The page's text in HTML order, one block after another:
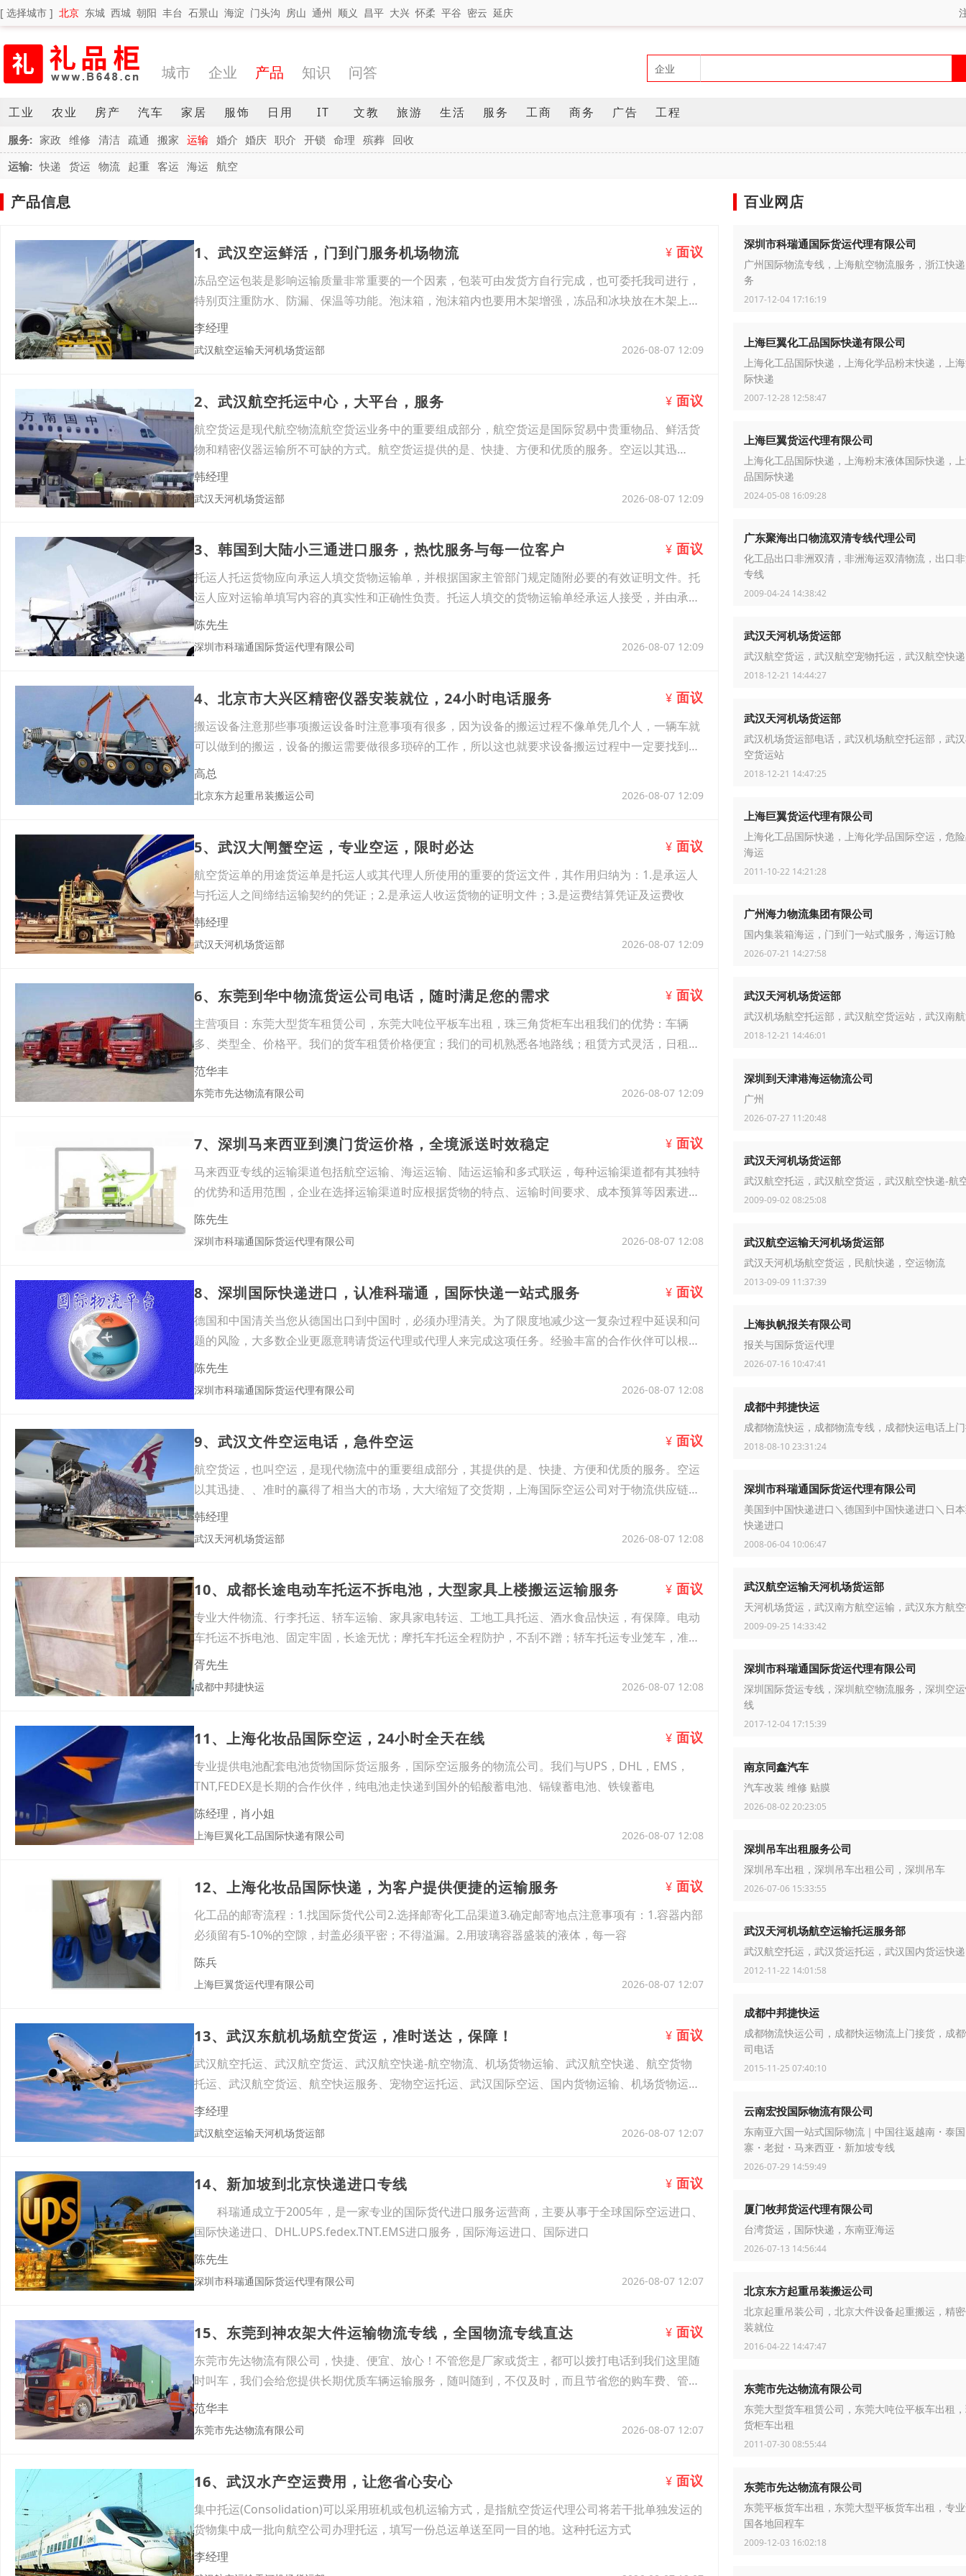
[ 选择城市 ] 北京 东城 西城 朝阳 丰台 石景山 海淀 门头沟 房山 通州 顺义 昌平 大兴 怀柔 平谷 密云 延庆
城市 企业 产品 知识 问答
工业 农业 房产 汽车 家居 服饰 日用 IT 文教 旅游 生活 服务 工商 商务 广告 工程
服务: 家政 维修 清洁 疏通 搬家 运输 婚介 婚庆 职介 开锁 命理 殡葬
回收
运输: 快递 货运 物流 起重 客运 海运 航空
产品信息
1、武汉空运鲜活，门到门服务机场物流 ¥ 面议
冻品空运包装是影响运输质量非常重要的一个因素，包装可由发货方自行完成，也可委托我司进行，
特别页注重防水、防漏、保温等功能。泡沫箱，泡沫箱内也要用木架增强，冻品和冰块放在木架上，
融化
李经理
武汉航空运输天河机场货运部 2026-08-07 12:09
2、武汉航空托运中心，大平台，服务 ¥ 面议
航空货运是现代航空物流航空货运业务中的重要组成部分，航空货运是国际贸易中贵重物品、鲜活货
物和精密仪器运输所不可缺的方式。航空货运提供的是、快捷、方便和优质的服务。空运以其迅
捷、、准
韩经理
武汉天河机场货运部 2026-08-07 12:09
3、韩国到大陆小三通进口服务，热忱服务与每一位客户 ¥ 面议
托运人托运货物应向承运人填交货物运输单，并根据国家主管部门规定随附必要的有效证明文件。托
运人应对运输单填写内容的真实性和正确性负责。托运人填交的货物运输单经承运人接受，并由承运
人填
陈先生
深圳市科瑞通国际货运代理有限公司 2026-08-07 12:09
4、北京市大兴区精密仪器安装就位，24小时电话服务 ¥ 面议
搬运设备注意那些事项搬运设备时注意事项有很多，因为设备的搬运过程不像单凭几个人，一辆车就
可以做到的搬运，设备的搬运需要做很多琐碎的工作，所以这也就要求设备搬运过程中一定要找到一
家正
高总
北京东方起重吊装搬运公司 2026-08-07 12:09
5、武汉大闸蟹空运，专业空运，限时必达 ¥ 面议
航空货运单的用途货运单是托运人或其代理人所使用的重要的货运文件，其作用归纳为：1.是承运人
与托运人之间缔结运输契约的凭证；2.是承运人收运货物的证明文件；3.是运费结算凭证及运费收
韩经理
武汉天河机场货运部 2026-08-07 12:09
6、东莞到华中物流货运公司电话，随时满足您的需求 ¥ 面议
主营项目：东莞大型货车租赁公司，东莞大吨位平板车出租，珠三角货柜车出租我们的优势：车辆
多、类型全、价格平。我们的货车租赁价格便宜；我们的司机熟悉各地路线；租赁方式灵活，日租月
租均可
范华丰
东莞市先达物流有限公司 2026-08-07 12:09
7、深圳马来西亚到澳门货运价格，全境派送时效稳定 ¥ 面议
马来西亚专线的运输渠道包括航空运输、海运运输、陆运运输和多式联运，每种运输渠道都有其独特
的优势和适用范围，企业在选择运输渠道时应根据货物的特点、运输时间要求、成本预算等因素进行
综合
陈先生
深圳市科瑞通国际货运代理有限公司 2026-08-07 12:08
8、深圳国际快递进口，认准科瑞通，国际快递一站式服务 ¥ 面议
德国和中国清关当您从德国出口到中国时，必须办理清关。为了限度地减少这一复杂过程中延误和问
题的风险，大多数企业更愿意聘请货运代理或代理人来完成这项任务。经验丰富的合作伙伴可以根据
现行
陈先生
深圳市科瑞通国际货运代理有限公司 2026-08-07 12:08
9、武汉文件空运电话，急件空运 ¥ 面议
航空货运，也叫空运，是现代物流中的重要组成部分，其提供的是、快捷、方便和优质的服务。空运
以其迅捷、、准时的赢得了相当大的市场，大大缩短了交货期，上海国际空运公司对于物流供应链加
快资
韩经理
武汉天河机场货运部 2026-08-07 12:08
10、成都长途电动车托运不拆电池，大型家具上楼搬运运输服务 ¥ 面议
专业大件物流、行李托运、轿车运输、家具家电转运、工地工具托运、酒水食品快运，有保障。电动
车托运不拆电池、固定牢固，长途无忧；摩托车托运全程防护，不刮不蹭；轿车托运专业笼车，准
时，全
胥先生
成都中邦捷快运 2026-08-07 12:08
11、上海化妆品国际空运，24小时全天在线 ¥ 面议
专业提供电池配套电池货物国际货运服务，国际空运服务的物流公司。我们与UPS，DHL，EMS，
TNT,FEDEX是长期的合作伙伴，纯电池走快递到国外的铅酸蓄电池、镉镍蓄电池、铁镍蓄电
陈经理，肖小姐
上海巨翼化工品国际快递有限公司 2026-08-07 12:08
12、上海化妆品国际快递，为客户提供便捷的运输服务 ¥ 面议
化工品的邮寄流程：1.找国际货代公司2.选择邮寄化工品渠道3.确定邮寄地点注意事项有：1.容器内部
必须留有5-10%的空隙，封盖必须平密；不得溢漏。2.用玻璃容器盛装的液体，每一容
陈兵
上海巨翼货运代理有限公司 2026-08-07 12:07
13、武汉东航机场航空货运，准时送达，保障！ ¥ 面议
武汉航空托运、武汉航空货运、武汉航空快递-航空物流、机场货物运输、武汉航空快递、航空货物
托运、武汉航空货运、航空快运服务、宠物空运托运、武汉国际空运、国内货物运输、机场货物运
输、空
李经理
武汉航空运输天河机场货运部 2026-08-07 12:07
14、新加坡到北京快递进口专线 ¥ 面议
科瑞通成立于2005年，是一家专业的国际货代进口服务运营商，主要从事于全球国际空运进口、
国际快递进口、DHL.UPS.fedex.TNT.EMS进口服务，国际海运进口、国际进口
陈先生
深圳市科瑞通国际货运代理有限公司 2026-08-07 12:07
15、东莞到神农架大件运输物流专线，全国物流专线直达 ¥ 面议
东莞市先达物流有限公司，快捷、便宜、放心！不管您是厂家或货主，都可以拨打电话到我们这里随
时叫车，我们会给您提供长期优质车辆运输服务，随叫随到，不仅及时，而且节省您的购车费、管理
费。
范华丰
东莞市先达物流有限公司 2026-08-07 12:07
16、武汉水产空运费用，让您省心安心 ¥ 面议
集中托运(Consolidation)可以采用班机或包机运输方式，是指航空货运代理公司将若干批单独发运的
货物集中成一批向航空公司办理托运，填写一份总运单送至同一目的地。这种托运方式
李经理
百业网店
深圳市科瑞通国际货运代理有限公司
广州国际物流专线，上海航空物流服务，浙江快
务
2017-12-04 17:16:19
上海巨翼化工品国际快递有限公司
上海化工品国际快递，上海化学品粉末快递，上
际快递
2007-12-28 12:58:47
上海巨翼货运代理有限公司
上海化工品国际快递，上海粉末液体国际快递，
品国际快递
2024-05-08 16:09:28
广东聚海出口物流双清专线代理公司
化工品出口非洲双清，非洲海运双清物流，出口
专线
2009-04-24 14:38:42
武汉天河机场货运部
武汉航空货运，武汉航空宠物托运，武汉航空快
2018-12-21 14:44:27
武汉天河机场货运部
武汉机场货运部电话，武汉机场航空托运部，武
空货运站
2018-12-21 14:47:25
上海巨翼货运代理有限公司
上海化工品国际快递，上海化学品国际空运，危
海运
2011-10-22 14:21:28
广州海力物流集团有限公司
国内集装箱海运，门到门一站式服务，海运订舱
2026-07-21 14:27:58
武汉天河机场货运部
武汉机场航空托运部，武汉航空货运站，武汉南
2018-12-21 14:46:01
深圳到天津港海运物流公司
广州
2026-07-27 11:20:48
武汉天河机场货运部
武汉航空托运，武汉航空货运，武汉航空快递-航
2009-09-02 08:25:08
武汉航空运输天河机场货运部
武汉天河机场航空货运，民航快递，空运物流
2013-09-09 11:37:39
上海执帆报关有限公司
报关与国际货运代理
2026-07-16 10:47:41
成都中邦捷快运
成都物流快运，成都物流专线，成都快运电话上
2018-08-10 23:31:24
深圳市科瑞通国际货运代理有限公司
美国到中国快递进口＼德国到中国快递进口＼日
快递进口
2008-06-04 10:06:47
武汉航空运输天河机场货运部
天河机场货运，武汉南方航空运输，武汉东方航
2009-09-25 14:33:42
深圳市科瑞通国际货运代理有限公司
深圳国际货运专线，深圳航空物流服务，深圳空
线
2017-12-04 17:15:39
南京同鑫汽车
汽车改装 维修 贴膜
2026-08-02 20:23:05
深圳吊车出租服务公司
深圳吊车出租，深圳吊车出租公司，深圳吊车
2026-07-06 15:33:55
武汉天河机场航空运输托运服务部
武汉航空托运，武汉货运托运，武汉国内货运快递
2012-11-22 14:01:58
成都中邦捷快运
成都物流快运公司，成都快运物流上门接货，成
司电话
2015-11-25 07:40:10
云南宏投国际物流有限公司
东南亚六国一站式国际物流｜中国往返越南・泰
寨・老挝・马来西亚・新加坡专线
2026-07-29 14:59:49
厦门牧邦货运代理有限公司
台湾货运，国际快递，东南亚海运
2026-07-13 14:56:44
北京东方起重吊装搬运公司
北京起重吊装公司，北京大件设备起重搬运，精
装就位
2016-04-22 14:47:47
东莞市先达物流有限公司
东莞大型货车租赁公司，东莞大吨位平板车出租
货柜车出租
2011-07-30 08:55:44
东莞市先达物流有限公司
东莞平板货车出租，东莞大型平板货车出租，专
国各地回程车
2009-12-03 16:02:18